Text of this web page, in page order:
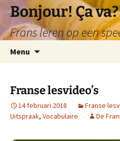
naar
de
inhoud
Bonjour! Ça
Frans leren op een
Menu
Franse lesvideo’s
14 februari 2018 Franse
Uitspraak, Vocabulaire De